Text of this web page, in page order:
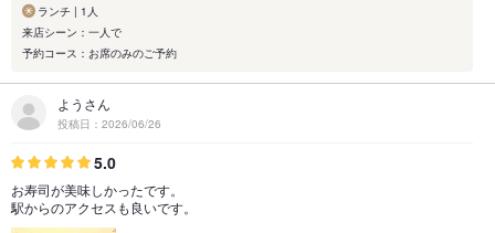
ランチ | 1人
来店シーン：一人で
予約コース：お席のみのご予約
ようさん
投稿日：2026/06/26
5.0
お寿司が美味しかったです。
駅からのアクセスも良いです。